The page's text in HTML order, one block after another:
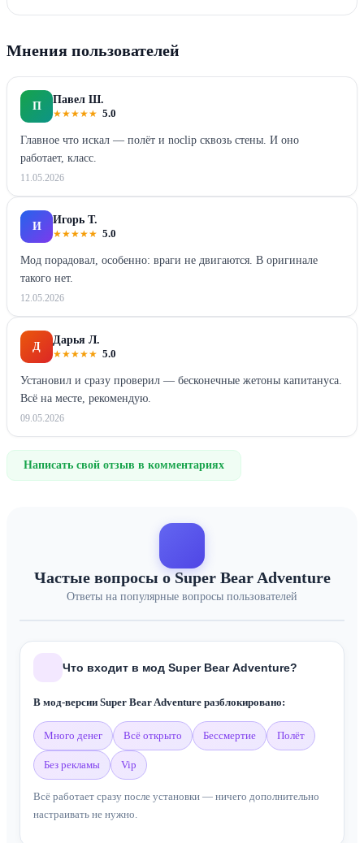
Мнения пользователей
П
Павел Ш.
★★★★★ 5.0
Главное что искал — полёт и noclip сквозь стены. И оно
работает, класс.
11.05.2026
И
Игорь Т.
★★★★★ 5.0
Мод порадовал, особенно: враги не двигаются. В оригинале
такого нет.
12.05.2026
Д
Дарья Л.
★★★★★ 5.0
Установил и сразу проверил — бесконечные жетоны капитануса.
Всё на месте, рекомендую.
09.05.2026
Написать свой отзыв в комментариях
Частые вопросы о Super Bear Adventure
Ответы на популярные вопросы пользователей
Что входит в мод Super Bear Adventure?
В мод-версии Super Bear Adventure разблокировано:
много денег всё открыто бессмертие полёт
без рекламы vip
Всё работает сразу после установки — ничего дополнительно
настраивать не нужно.